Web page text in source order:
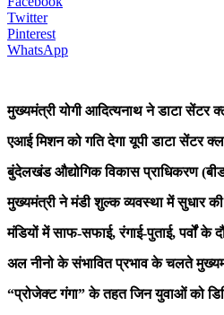
Twitter
Pinterest
WhatsApp
मुख्यमंत्री योगी आदित्यनाथ ने डाटा सेंटर
एआई मिशन को गति देगा यूपी डाटा सेंटर
बुंदेलखंड औद्योगिक विकास प्राधिकरण
मुख्यमंत्री ने मंडी शुल्क व्यवस्था में सुधार
मंडियों में साफ-सफाई, रंगाई-पुताई, पर्वों
अल नीनो के संभावित प्रभाव के चलते
“प्रोजेक्ट गंगा” के तहत जिन युवाओं को